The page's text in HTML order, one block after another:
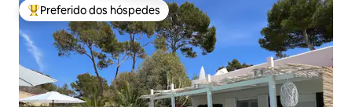
Entre os melhores preferidos dos hóspedes
Preferido dos hóspedes